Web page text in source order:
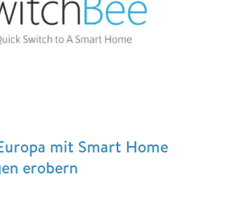
mit Smart Home
erobern